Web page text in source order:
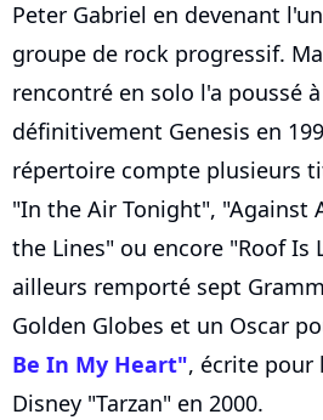
Peter Gabriel en devenant
groupe de rock progressif.
rencontré en solo l'a poussé
définitivement Genesis en
répertoire compte plusieurs
"In the Air Tonight", "Against
the Lines" ou encore "Roof Is
ailleurs remporté sept
Golden Globes et un Oscar
Be In My Heart", écrite pour
Disney "Tarzan" en 2000.